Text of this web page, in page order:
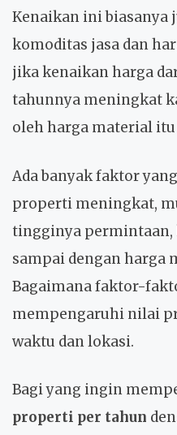
Kenaikan ini biasanya
komoditas jasa dan
jika kenaikan harga
tahunnya meningkat
oleh harga material
Ada banyak faktor
properti meningkat,
tingginya permintaan,
sampai dengan harga
Bagaimana faktor-
mempengaruhi nilai
waktu dan lokasi.
Bagi yang ingin
properti per tahun